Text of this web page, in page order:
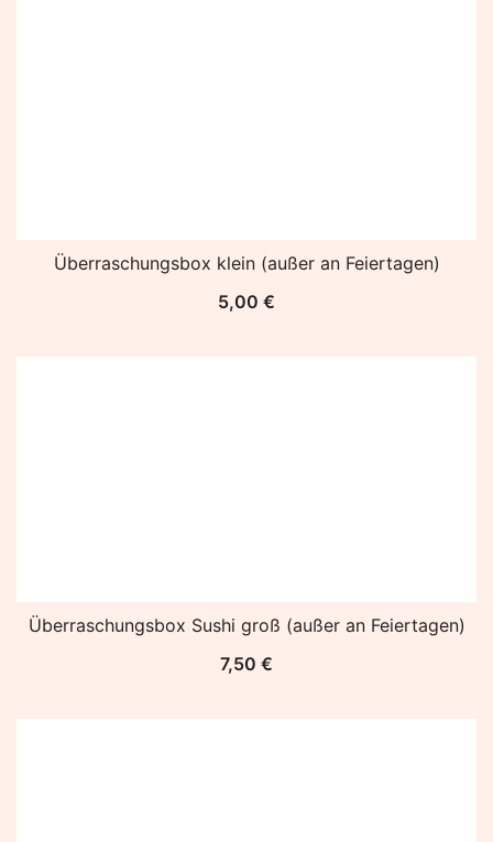
Überraschungsbox klein (außer an Feiertagen)
5,00 €
Überraschungsbox Sushi groß (außer an Feiertagen)
7,50 €